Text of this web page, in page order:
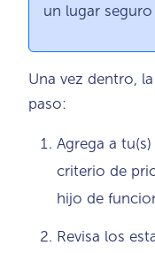
un lugar
Una vez dentro,
paso:
Agrega a
criterio de
hijo de
Revisa los